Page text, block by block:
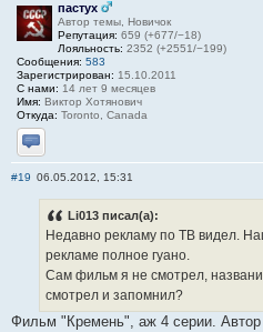
пастух
Автор темы, Новичок
Репутация: 659 (+677/−18)
Лояльность: 2352 (+2551/−199)
Сообщения: 583
Зарегистрирован: 15.10.2011
С нами: 14 лет 9 месяцев
Имя: Виктор Хотянович
Откуда: Toronto, Canada
Отправить личное сообщение
#19 06.05.2012, 15:31
Li013 писал(а):
Недавно рекламу по ТВ видел.
рекламе полное гуано.
Сам фильм я не смотрел,
смотрел и запомнил?
Фильм "Кремень", аж 4 серии.